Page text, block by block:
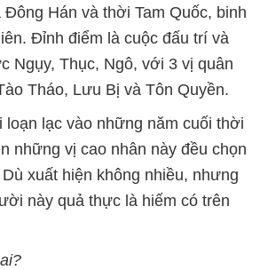
Hán và thời Tam Quốc, binh
Đỉnh điểm là cuộc đấu trí và
Ngụy, Thục, Ngô, với 3 vị quân
Tháo, Lưu Bị và Tôn Quyền.
loạn lạc vào những năm cuối thời
những vị cao nhân này đều chọn
xuất hiện không nhiều, nhưng
này quả thực là hiếm có trên